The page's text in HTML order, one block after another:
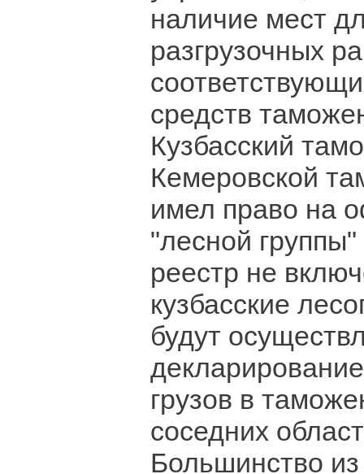
наличие мест
разгрузочных
средств
Кузбасский
Кемеровской
имел право на
"лесной группы"
реестр не
кузбасские
будут
грузов в
соседних
Большинство